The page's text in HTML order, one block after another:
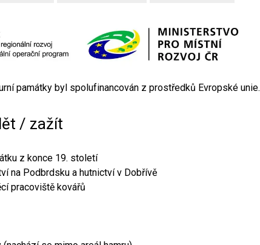
památky byl spolufinancován z prostředků Evropské unie.
/ zažít
z konce 19. století
na Podbrdsku a hutnictví v Dobřívě
pracoviště kovářů